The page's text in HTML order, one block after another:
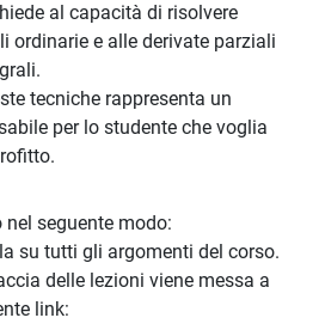
al capacità di risolvere
ordinarie e alle derivate parziali
tecniche rappresenta un
per lo studente che voglia
nel seguente modo:
su tutti gli argomenti del corso.
delle lezioni viene messa a
link: